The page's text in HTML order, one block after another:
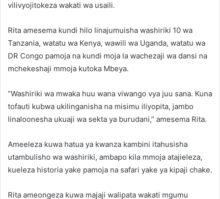
vilivyojitokeza wakati wa usaili.
Rita amesema kundi hilo linajumuisha washiriki 10 wa
Tanzania, watatu wa Kenya, wawili wa Uganda, watatu wa
DR Congo pamoja na kundi moja la wachezaji wa dansi na
mchekeshaji mmoja kutoka Mbeya.
“Washiriki wa mwaka huu wana viwango vya juu sana. Kuna
tofauti kubwa ukilinganisha na misimu iliyopita, jambo
linaloonesha ukuaji wa sekta ya burudani,” amesema Rita.
Ameeleza kuwa hatua ya kwanza kambini itahusisha
utambulisho wa washiriki, ambapo kila mmoja atajieleza,
kueleza historia yake pamoja na safari yake ya kipaji chake.
Rita ameongeza kuwa majaji walipata wakati mgumu